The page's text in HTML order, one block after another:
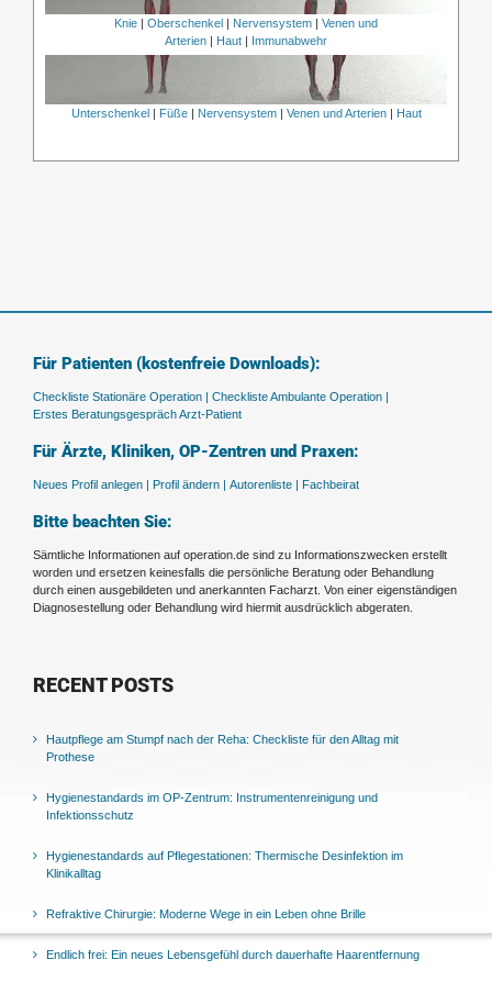
Knie Oberschenkel Nervensystem
Venen und
Arterien
Haut Immunabwehr
Unterschenkel Füße| Nervensystem| Venen und Arterien| Haut
Für Patienten (kostenfreie Downloads):
Checkliste Stationäre Operation | Checkliste Ambulante Operation |
Erstes Beratungsgespräch Arzt-Patient
Für Ärzte, Kliniken, OP-Zentren und Praxen:
Neues Profil anlegen | Profil ändern | Autorenliste | Fachbeirat
Bitte beachten Sie:
Sämtliche Informationen auf operation.de sind zu Informationszwecken erstellt
worden und ersetzen keinesfalls die persönliche Beratung oder Behandlung
durch einen ausgebildeten und anerkannten Facharzt. Von einer eigenständigen
Diagnosestellung oder Behandlung wird hiermit ausdrücklich abgeraten.
RECENT POSTS
Hautpflege am Stumpf nach der Reha: Checkliste für den Alltag mit
Prothese
Hygienestandards im OP-Zentrum: Instrumentenreinigung und
Infektionsschutz
Hygienestandards auf Pflegestationen: Thermische Desinfektion im
Klinikalltag
Refraktive Chirurgie: Moderne Wege in ein Leben ohne Brille
Endlich frei: Ein neues Lebensgefühl durch dauerhafte Haarentfernung